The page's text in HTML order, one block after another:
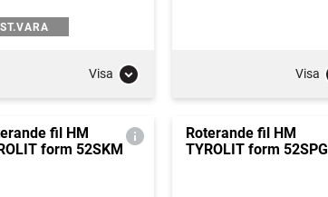
Visa Visa
fil HM
form 52SKM
Roterande fil HM
TYROLIT form 52SPG